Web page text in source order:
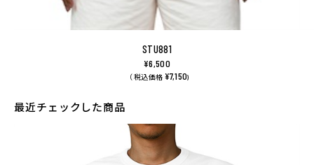
STU881
¥6,500
（ 税込価格 ¥7,150)
最近チェックした商品